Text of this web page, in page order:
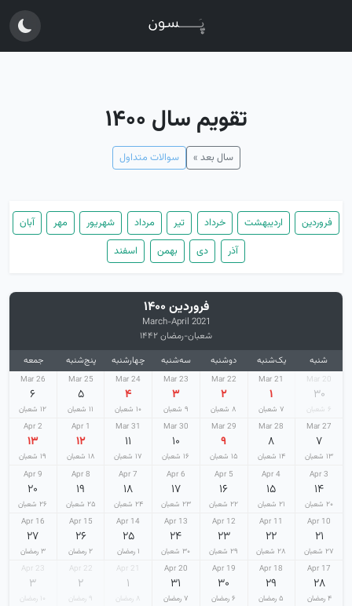
تقویم سال ۱۴۰۰
سال بعد » سوالات متداول
فروردین اردیبهشت خرداد تیر مرداد شهریور مهر
آبان
آذر
دی بهمن اسفند
فروردین ۱۴۰۰
March-April 2021
شعبان-رمضان ۱۴۴۲
شنبه یک‌شنبه دوشنبه سه‌شنبه چهارشنبه پنج‌شنبه جمعه
20 Mar
۳۰
۶ شعبان
21 Mar
۱
۷ شعبان
22 Mar
۲
۸ شعبان
23 Mar
۳
۹ شعبان
24 Mar
۴
۱۰ شعبان
25 Mar
۵
۱۱ شعبان
26 Mar
۶
۱۲ شعبان
27 Mar
۷
۱۳ شعبان
28 Mar
۸
۱۴ شعبان
29 Mar
۹
۱۵ شعبان
30 Mar
۱۰
۱۶ شعبان
31 Mar
۱۱
۱۷ شعبان
1 Apr
۱۲
۱۸ شعبان
2 Apr
۱۳
۱۹ شعبان
3 Apr
۱۴
۲۰ شعبان
4 Apr
۱۵
۲۱ شعبان
5 Apr
۱۶
۲۲ شعبان
6 Apr
۱۷
۲۳ شعبان
7 Apr
۱۸
۲۴ شعبان
8 Apr
۱۹
۲۵ شعبان
9 Apr
۲۰
۲۶ شعبان
10 Apr
۲۱
۲۷ شعبان
11 Apr
۲۲
۲۸ شعبان
12 Apr
۲۳
۲۹ شعبان
13 Apr
۲۴
۳۰ شعبان
14 Apr
۲۵
۱ رمضان
15 Apr
۲۶
۲ رمضان
16 Apr
۲۷
۳ رمضان
17 Apr
۲۸
۴ رمضان
18 Apr
۲۹
۵ رمضان
19 Apr
۳۰
۶ رمضان
20 Apr
۳۱
۷ رمضان
21 Apr
۱
۸ رمضان
22 Apr
۲
۹ رمضان
23 Apr
۳
۱۰ رمضان